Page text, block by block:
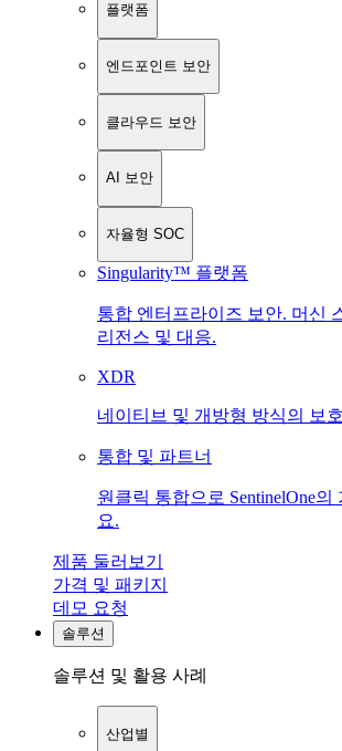
플랫폼
엔드포인트 보안
클라우드 보안
AI 보안
자율형 SOC
Singularity™ 플랫폼
통합 엔터프라이즈 보안. 머신
리전스 및 대응.
XDR
네이티브 및 개방형 방식의 보
통합 및 파트너
원클릭 통합으로 SentinelOne의
요.
제품 둘러보기
가격 및 패키지
데모 요청
솔루션
솔루션 및 활용 사례
산업별